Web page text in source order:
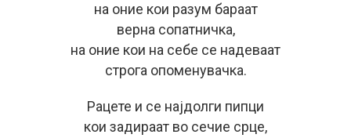
на оние кои разум бараат
верна сопатничка,
на оние кои на себе се надеваат
строга опоменувачка.
Рацете и се најдолги пипци
кои задираат во сечие срце,